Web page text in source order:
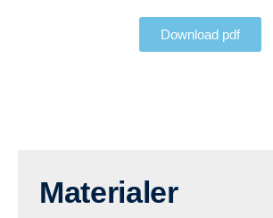
Download pdf
Materialer